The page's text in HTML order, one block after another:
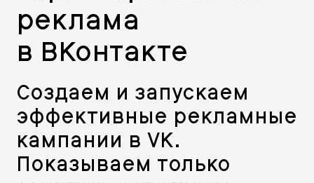
реклама
в ВКонтакте
Создаем и запускаем
эффективные рекламные
кампании в VK.
Показываем только